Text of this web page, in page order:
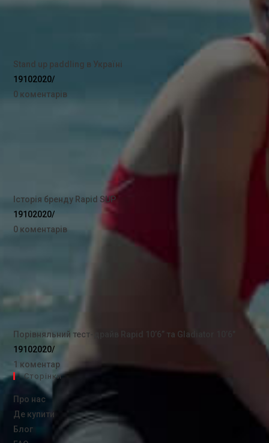
Stand up paddling в Україні
19102020/
0 коментарів
Історія бренду Rapid SUP
19102020/
0 коментарів
Порівняльний тест-драйв Rapid 10’6” та Gladiator 10’6″
19102020/
1 коментар
Сторінки
Про нас
Де купити
Блог